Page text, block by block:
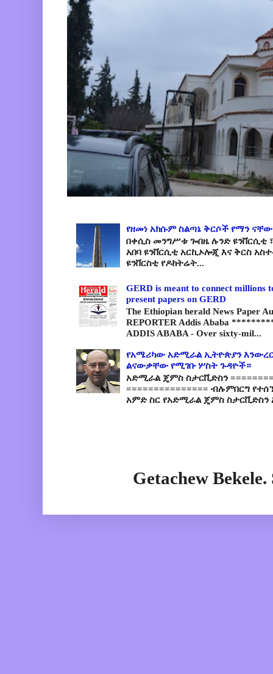
የዘመነ አክሱም ስልጣኔ ቅርሶች የማን
በቀሲስ መንግሥቱ ጐበዜ ሉንድ ዩንቨርሲቲ
አበባ ዩንቨርሲቲ አርኪኦሎጂ እና ቅርስ
ዩንቨርስቲ የዶክትሬት...
GERD is meant to connect millions
present papers on GERD
The Ethiopian herald News Paper
REPORTER Addis Ababa
ADDIS ABABA - Over sixty-mil...
የአሜሪካው አድሚራል ኢትዮጵያን
ልናውቃቸው የሚገቡ ሦስት ጉዳዮች።
አድሚራል ጄምስ ስታርቪድስን
=============== ብሉምበርግ
አምድ ስር የአድሚራል ጄምስ ስታርቪድስን
Getachew